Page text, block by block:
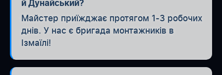
й Дунайський?
Майстер приїжджає протягом 1-3 робочих
днів. У нас є бригада монтажників в
Ізмаїлі!